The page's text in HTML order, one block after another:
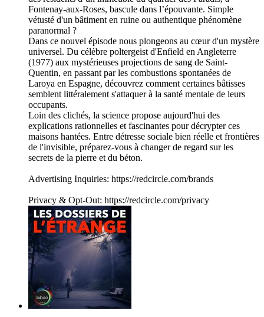
Fontenay-aux-Roses, bascule dans l’épouvante. Simple
vétusté d'un bâtiment en ruine ou authentique phénomène
paranormal ?
Dans ce nouvel épisode nous plongeons au cœur d'un mystère
universel. Du célèbre poltergeist d'Enfield en Angleterre
(1977) aux mystérieuses projections de sang de Saint-
Quentin, en passant par les combustions spontanées de
Laroya en Espagne, découvrez comment certaines bâtisses
semblent littéralement s'attaquer à la santé mentale de leurs
occupants.
Loin des clichés, la science propose aujourd'hui des
explications rationnelles et fascinantes pour décrypter ces
maisons hantées. Entre détresse sociale bien réelle et frontières
de l'invisible, préparez-vous à changer de regard sur les
secrets de la pierre et du béton.
Advertising Inquiries: https://redcircle.com/brands
Privacy & Opt-Out: https://redcircle.com/privacy